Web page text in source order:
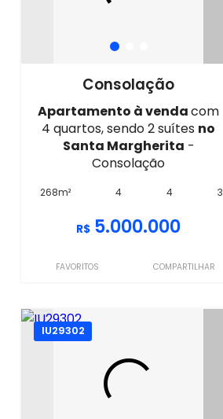
Consolação
Apartamento à vendacom
4 quartos, sendo 2 suítes no
Santa Margherita -
Consolação
268m² 4 4 3
R$ 5.000.000
FAVORITOS COMPARTILHAR
IU29302